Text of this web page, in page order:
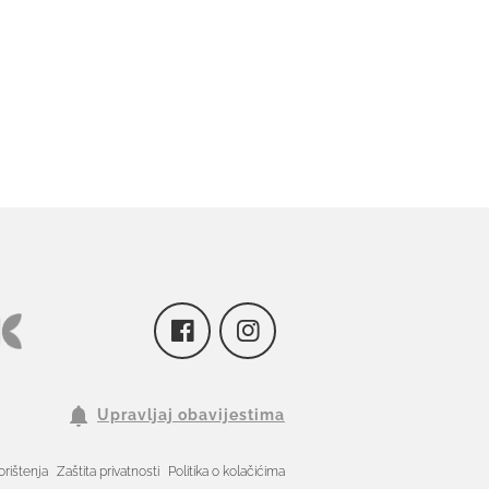
Upravljaj obavijestima
Zaštita privatnosti Politika o kolačićima